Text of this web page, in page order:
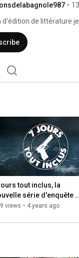
•
d'édition de littérature
c’est toujours un
tout inclus, la
série d'enquête
ados!
views • 4 years ago